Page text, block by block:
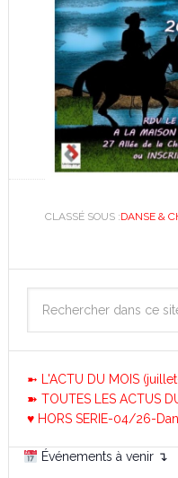
CLASSÉ SOUS :DANSE &
➼ L'ACTU DU MOIS
➽ TOUTES LES ACTUS
♥ HORS SERIE-04/26-
Événements à venir ↴